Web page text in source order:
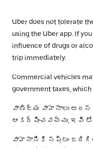
Uber does not tolerate
using the Uber app. If
influence of drugs or
trip immediately.
Commercial vehicles
government taxes,
వాణిజ్య వాహనాలు
ఆకర్షించవచ్చు, ఇవి
వాహనానికి నష్టం